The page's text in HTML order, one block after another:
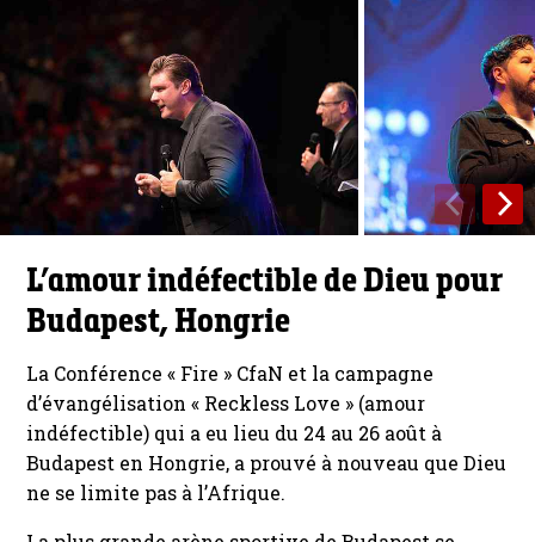
L’amour indéfectible de Dieu pour
Budapest, Hongrie
La Conférence « Fire » CfaN et la campagne
d’évangélisation « Reckless Love » (amour
indéfectible) qui a eu lieu du 24 au 26 août à
Budapest en Hongrie, a prouvé à nouveau que Dieu
ne se limite pas à l’Afrique.